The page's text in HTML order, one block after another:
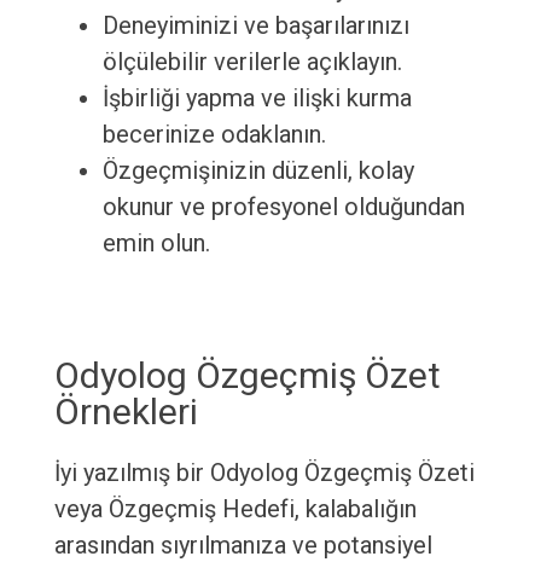
Deneyiminizi ve başarılarınızı
ölçülebilir verilerle açıklayın.
İşbirliği yapma ve ilişki kurma
becerinize odaklanın.
Özgeçmişinizin düzenli, kolay
okunur ve profesyonel olduğundan
emin olun.
Odyolog Özgeçmiş Özet
Örnekleri
İyi yazılmış bir Odyolog Özgeçmiş Özeti
veya Özgeçmiş Hedefi, kalabalığın
arasından sıyrılmanıza ve potansiyel